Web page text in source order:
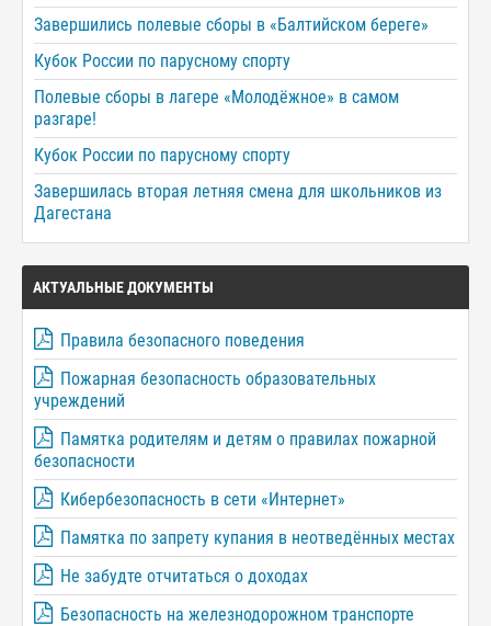
Завершились полевые сборы в «Балтийском береге»
Кубок России по парусному спорту
Полевые сборы в лагере «Молодёжное» в самом
разгаре!
Кубок России по парусному спорту
Завершилась вторая летняя смена для школьников из
Дагестана
АКТУАЛЬНЫЕ ДОКУМЕНТЫ
Правила безопасного поведения
Пожарная безопасность образовательных
учреждений
Памятка родителям и детям о правилах пожарной
безопасности
Кибербезопасность в сети «Интернет»
Памятка по запрету купания в неотведённых местах
Не забудте отчитаться о доходах
Безопасность на железнодорожном транспорте